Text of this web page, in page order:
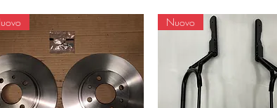
Nuovo